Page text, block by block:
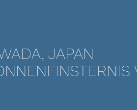
JAPAN